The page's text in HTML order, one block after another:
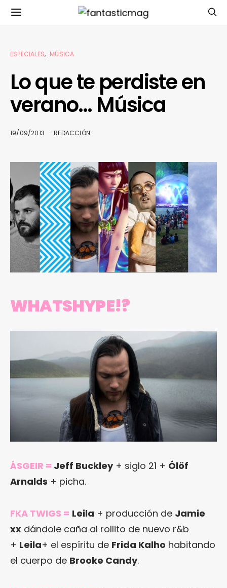
ESPECIALES MÚSICA
Lo que te perdiste en
verano… Música
19/09/2013 REDACCIÓN
WHATSHYPE!?
ÁSGEIR = Jeff Buckley+ siglo 21 + Ólöf
Arnalds + picha.
FKA TWIGS = Leila + producción de Jamie
xx dándole caña al rollito de nuevo r&b
+ Leila+ el espíritu de Frida Kalho habitando
el cuerpo de Brooke Candy.